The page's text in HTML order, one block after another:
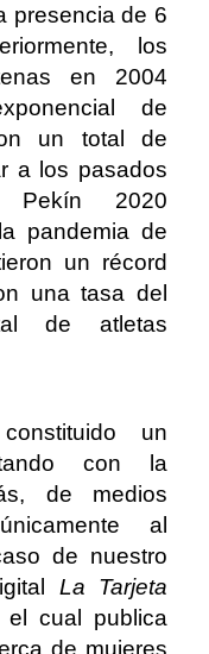
presencia de 6
los
en 2004
de
un total de
a los pasados
Pekín 2020
pandemia de
un récord
una tasa del
de atletas
un
con la
de medios
al
de nuestro
La Tarjeta
el cual publica
de mujeres